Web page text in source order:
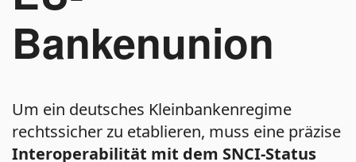
Bankenunion
Um ein deutsches Kleinbankenregime
rechtssicher zu etablieren, muss eine präzise
Interoperabilität mit dem SNCI-Status